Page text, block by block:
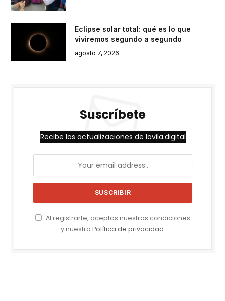
Eclipse solar total: qué es lo que
viviremos segundo a segundo
agosto 7, 2026
Suscríbete
Recibe las actualizaciones de lavila.digital
Al registrarte, aceptas nuestras condiciones
y nuestra Política de privacidad.